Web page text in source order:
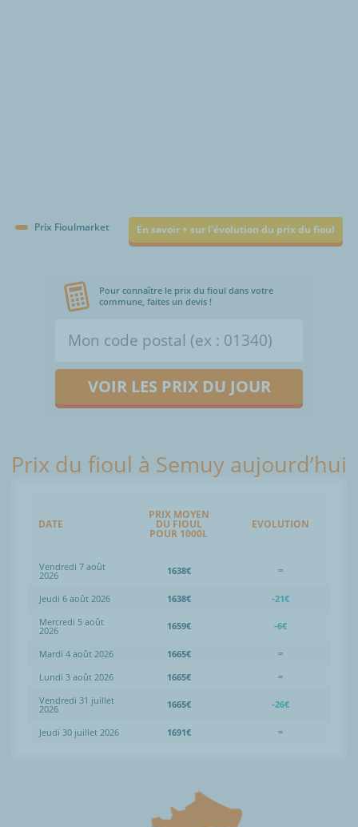
Prix Fioulmarket En savoir + sur l'évolution du prix du fioul
Pour connaître le prix du fioul dans votre
commune, faites un devis !
VOIR LES PRIX DU JOUR
Prix du fioul à Semuy aujourd’hui
DATE
PRIX MOYEN
DU FIOUL
POUR 1000L
EVOLUTION
Vendredi 7 août
2026 1638€ =
Jeudi 6 août 2026 1638€
-21€
Mercredi 5 août
2026 1659€ -6€
Mardi 4 août 2026 1665€
=
Lundi 3 août 2026
1665€
=
Vendredi 31 juillet
2026 1665€ -26€
Jeudi 30 juillet 2026 1691€ =